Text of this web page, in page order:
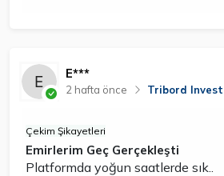
E***
2 hafta önce Tribord Invest
Çekim Şikayetleri
Emirlerim Geç Gerçekleşti
Platformda yoğun saatlerde sık..